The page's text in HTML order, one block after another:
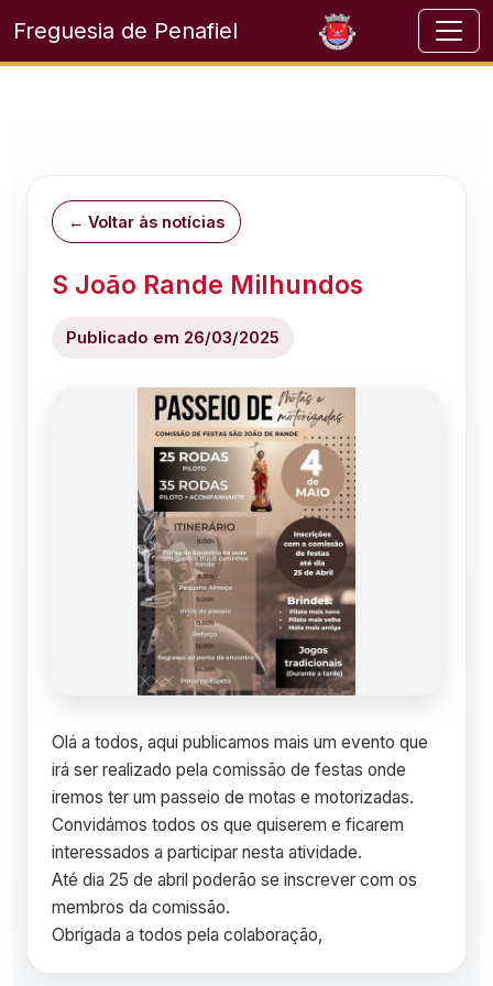
Freguesia de Penafiel
← Voltar às notícias
S João Rande Milhundos
Publicado em 26/03/2025
Olá a todos, aqui publicamos mais um evento que
irá ser realizado pela comissão de festas onde
iremos ter um passeio de motas e motorizadas.
Convidámos todos os que quiserem e ficarem
interessados a participar nesta atividade.
Até dia 25 de abril poderão se inscrever com os
membros da comissão.
Obrigada a todos pela colaboração,